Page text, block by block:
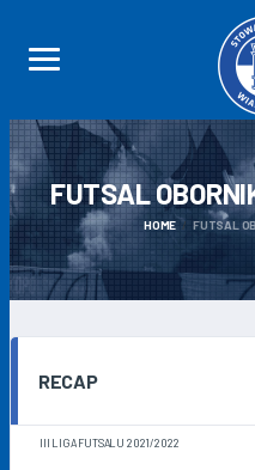
FUTSAL
HOME FUTSAL
RECAP
III LIGA FUTSALU 2021/2022